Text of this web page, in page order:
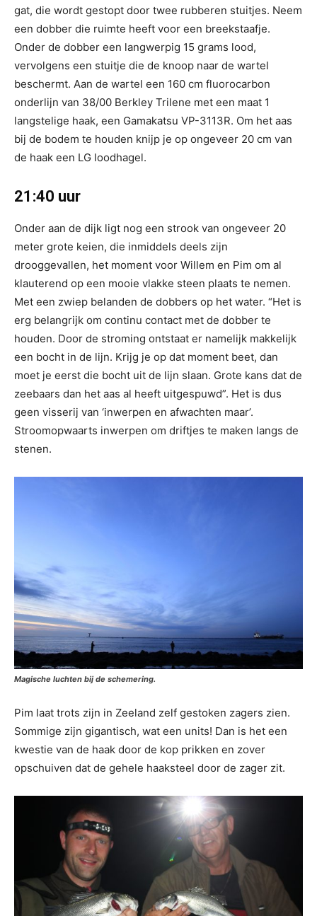
gat, die wordt gestopt door twee rubberen stuitjes. Neem
een dobber die ruimte heeft voor een breekstaafje.
Onder de dobber een langwerpig 15 grams lood,
vervolgens een stuitje die de knoop naar de wartel
beschermt. Aan de wartel een 160 cm fluorocarbon
onderlijn van 38/00 Berkley Trilene met een maat 1
langstelige haak, een Gamakatsu VP-3113R. Om het aas
bij de bodem te houden knijp je op ongeveer 20 cm van
de haak een LG loodhagel.
21:40 uur
Onder aan de dijk ligt nog een strook van ongeveer 20
meter grote keien, die inmiddels deels zijn
drooggevallen, het moment voor Willem en Pim om al
klauterend op een mooie vlakke steen plaats te nemen.
Met een zwiep belanden de dobbers op het water. “Het is
erg belangrijk om continu contact met de dobber te
houden. Door de stroming ontstaat er namelijk makkelijk
een bocht in de lijn. Krijg je op dat moment beet, dan
moet je eerst die bocht uit de lijn slaan. Grote kans dat de
zeebaars dan het aas al heeft uitgespuwd”. Het is dus
geen visserij van ‘inwerpen en afwachten maar’.
Stroomopwaarts inwerpen om driftjes te maken langs de
stenen.
Magische luchten bij de schemering.
Pim laat trots zijn in Zeeland zelf gestoken zagers zien.
Sommige zijn gigantisch, wat een units! Dan is het een
kwestie van de haak door de kop prikken en zover
opschuiven dat de gehele haaksteel door de zager zit.